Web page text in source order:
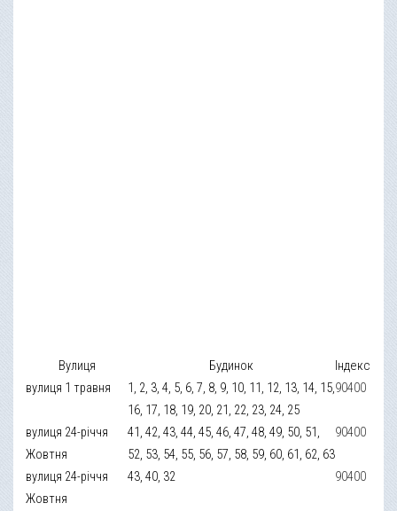
Вулиця Будинок
Індекс
вулиця 1 травня
1, 2, 3, 4, 5, 6, 7, 8, 9, 10, 11, 12, 13, 14, 15,
16, 17, 18, 19, 20, 21, 22, 23, 24, 25
90400
вулиця 24-річчя
Жовтня
41, 42, 43, 44, 45, 46, 47, 48, 49, 50, 51,
52, 53, 54, 55, 56, 57, 58, 59, 60, 61, 62, 63
90400
вулиця 24-річчя
Жовтня
43, 40, 32 90400